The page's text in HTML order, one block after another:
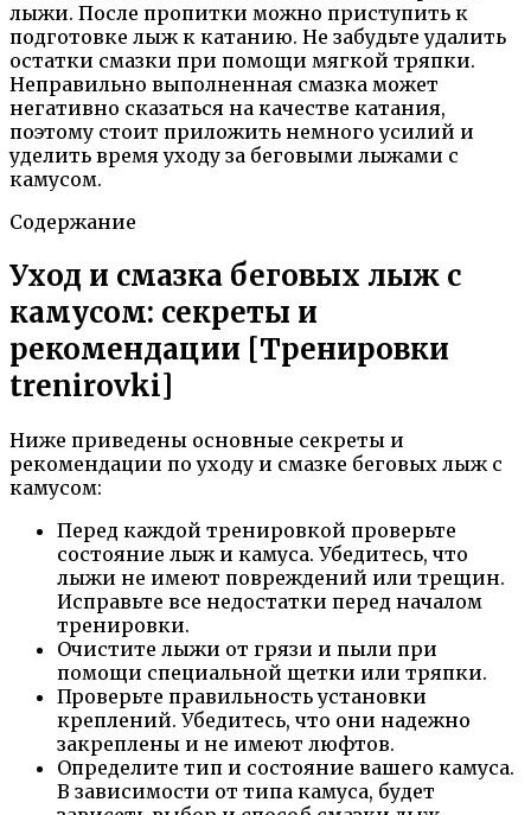
лыжи. После пропитки можно приступить к
подготовке лыж к катанию. Не забудьте удалить
остатки смазки при помощи мягкой тряпки.
Неправильно выполненная смазка может
негативно сказаться на качестве катания,
поэтому стоит приложить немного усилий и
уделить время уходу за беговыми лыжами с
камусом.
Содержание
Уход и смазка беговых лыж с
камусом: секреты и
рекомендации [Тренировки
trenirovki]
Ниже приведены основные секреты и
рекомендации по уходу и смазке беговых лыж с
камусом:
Перед каждой тренировкой проверьте
состояние лыж и камуса. Убедитесь, что
лыжи не имеют повреждений или трещин.
Исправьте все недостатки перед началом
тренировки.
Очистите лыжи от грязи и пыли при
помощи специальной щетки или тряпки.
Проверьте правильность установки
креплений. Убедитесь, что они надежно
закреплены и не имеют люфтов.
Определите тип и состояние вашего камуса.
В зависимости от типа камуса, будет